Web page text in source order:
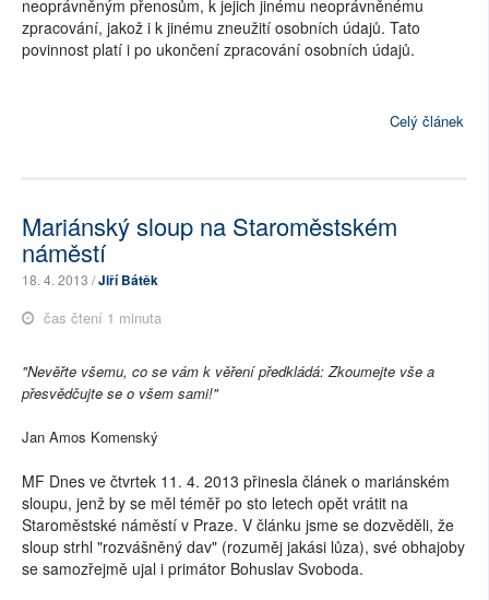
neoprávněným přenosům, k jejich jinému neoprávněnému
zpracování, jakož i k jinému zneužití osobních údajů. Tato
povinnost platí i po ukončení zpracování osobních údajů.
Celý článek
Mariánský sloup na Staroměstském
náměstí
18. 4. 2013 /Jiří Bátěk
čas čtení 1 minuta
"Nevěřte všemu, co se vám k věření předkládá: Zkoumejte vše a
přesvědčujte se o všem sami!"
Jan Amos Komenský
MF Dnes ve čtvrtek 11. 4. 2013 přinesla článek o mariánském
sloupu, jenž by se měl téměř po sto letech opět vrátit na
Staroměstské náměstí v Praze. V článku jsme se dozvěděli, že
sloup strhl "rozvášněný dav" (rozuměj jakási lůza), své obhajoby
se samozřejmě ujal i primátor Bohuslav Svoboda.